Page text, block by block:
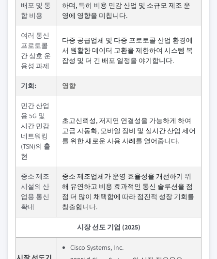
배포 및 통
합 비용
하며, 특히 비용 민감 산업 및 소규모 제조 운
영에 영향을 미칩니다.
여러 통신
프로토콜
간 상호 운
용성 과제
다중 공급업체 및 다중 프로토콜 산업 환경에
서 원활한 데이터 교환을 제한하여 시스템 복
잡성 및 더 긴 배포 일정을 야기합니다.
기회: 영향
민간 산업
용 5G 및
시간 민감
네트워킹
(TSN)의 출
현
초고신뢰성, 저지연 연결성을 가능하게 하여
고급 자동화, 모바일 장비 및 실시간 산업 제어
를 위한 새로운 사용 사례를 열어줍니다.
중소 제조
시설의 산
업용 통신
확대
중소 제조업체가 운영 효율성을 개선하기 위
해 유연하고 비용 효과적인 통신 솔루션을 점
점 더 많이 채택함에 따라 점진적 성장 기회를
창출합니다.
시장 선도 기업 (2025)
Cisco Systems, Inc.